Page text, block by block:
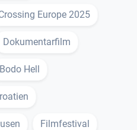
Europe 2025
Dokumentarfilm
Bodo Hell
Filmfestival